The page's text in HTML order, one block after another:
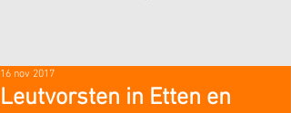
Leutvorsten in Etten en
16 nov 2017